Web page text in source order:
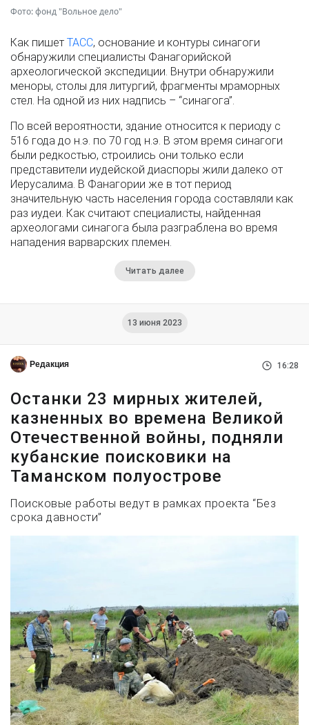
Фото: фонд "Вольное дело"
Как пишет ТАСС, основание и контуры синагоги
обнаружили специалисты Фанагорийской
археологической экспедиции. Внутри обнаружили
меноры, столы для литургий, фрагменты мраморных
стел. На одной из них надпись – “синагога”.
По всей вероятности, здание относится к периоду с
516 года до н.э. по 70 год н.э. В этом время синагоги
были редкостью, строились они только если
представители иудейской диаспоры жили далеко от
Иерусалима. В Фанагории же в тот период
значительную часть населения города составляли как
раз иудеи. Как считают специалисты, найденная
археологами синагога была разграблена во время
нападения варварских племен.
Читать далее
13 июня 2023
Редакция 16:28
Останки 23 мирных жителей,
казненных во времена Великой
Отечественной войны, подняли
кубанские поисковики на
Таманском полуострове
Поисковые работы ведут в рамках проекта “Без
срока давности”